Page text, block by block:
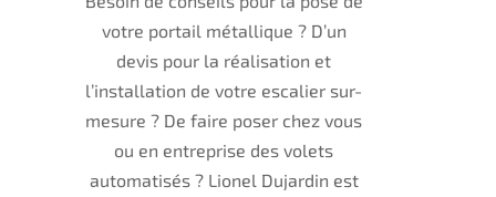
votre portail métallique ? D’un
devis pour la réalisation et
l’installation de votre escalier sur-
mesure ? De faire poser chez vous
ou en entreprise des volets
automatisés ? Lionel Dujardin est